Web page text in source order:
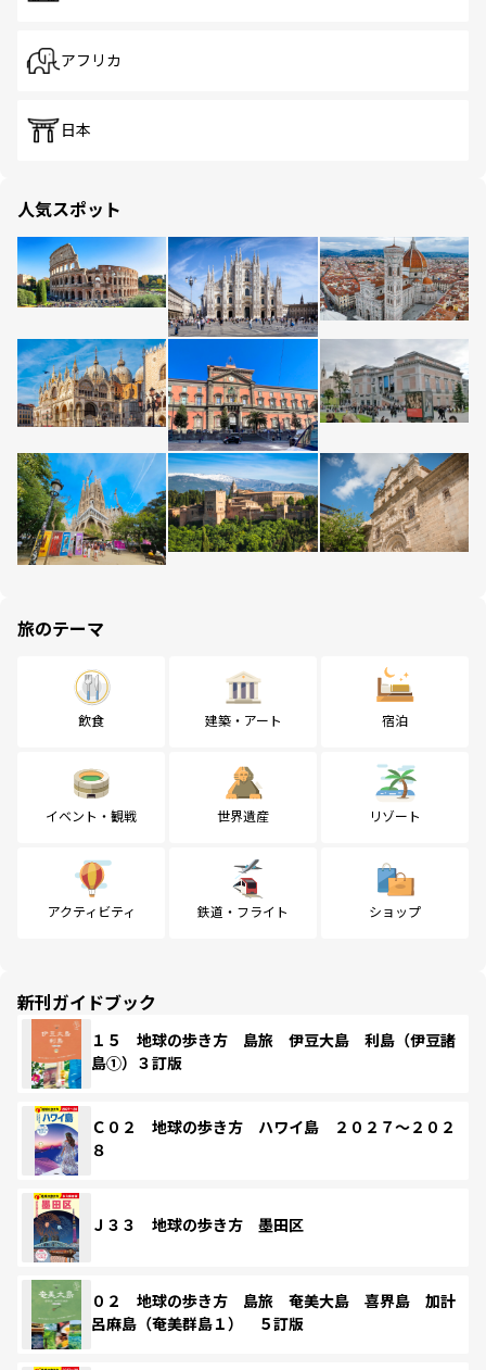
アフリカ
日本
人気スポット
旅のテーマ
飲食 建築・アート 宿泊
イベント・観戦 世界遺産 リゾート
アクティビティ 鉄道・フライト ショップ
新刊ガイドブック
１５ 地球の歩き方 島旅 伊豆大島 利島（伊豆諸
島①）３訂版
Ｃ０２ 地球の歩き方 ハワイ島 ２０２７～２０２
８
Ｊ３３ 地球の歩き方 墨田区
０２ 地球の歩き方 島旅 奄美大島 喜界島 加計
呂麻島（奄美群島１） ５訂版